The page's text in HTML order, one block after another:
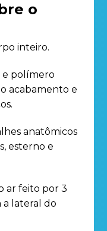
o
inteiro.
e polímero
acabamento e
anatômicos
esterno e
ar feito por 3
a lateral do